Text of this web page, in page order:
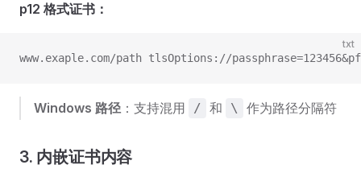
p12 格式证书：
txt
www.exaple.com/path tlsOptions://
Windows 路径：支持混用 / 和 \ 作为路径分隔符
3. 内嵌证书内容